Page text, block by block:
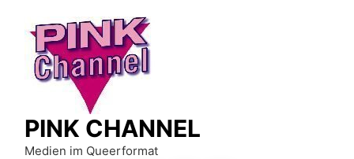
content
PINK CHANNEL
Medien im Queerformat